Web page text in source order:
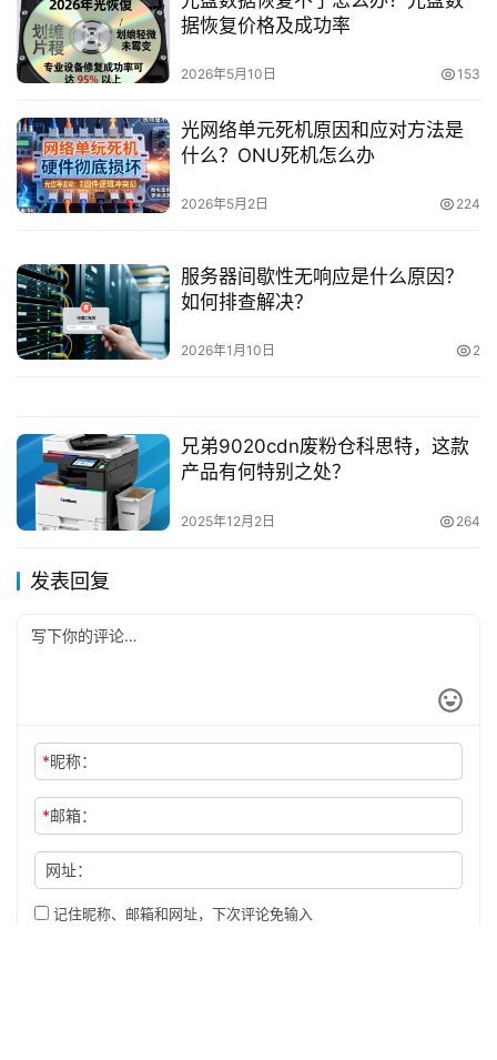
据恢复价格及成功率
2026年5月10日 153
光网络单元死机原因和应对方法是
什么？ONU死机怎么办
2026年5月2日 224
服务器间歇性无响应是什么原因？
如何排查解决？
2026年1月10日 2
兄弟9020cdn废粉仓科思特，这款
产品有何特别之处？
2025年12月2日 264
发表回复
*昵称：
*邮箱：
网址：
记住昵称、邮箱和网址，下次评论免输入